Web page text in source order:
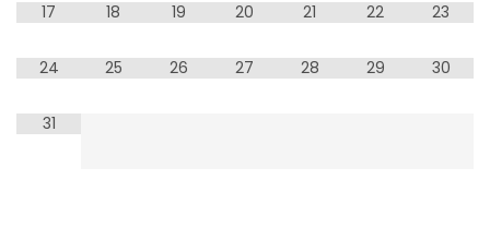
17 18 19 20 21 22 23
24 25 26 27 28 29 30
31